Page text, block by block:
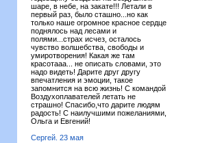
шаре, в небе, на закате!!! Летали в
первый раз, было сташно...но как
только наше огромное красное сердце
поднялось над лесами и
полями...страх исчез, осталось
чувство волшебства, свободы и
умиротворения! Какая же там
красотааа... не описать словами, это
надо видеть! Дарите друг другу
впечатления и эмоции, такое
запомнится на всю жизнь! С командой
Воздухоплавателей летать не
страшно! Спасибо,что дарите людям
радость! С наилучшими пожеланиями,
Ольга и Евгений!
Сергей. 23 мая